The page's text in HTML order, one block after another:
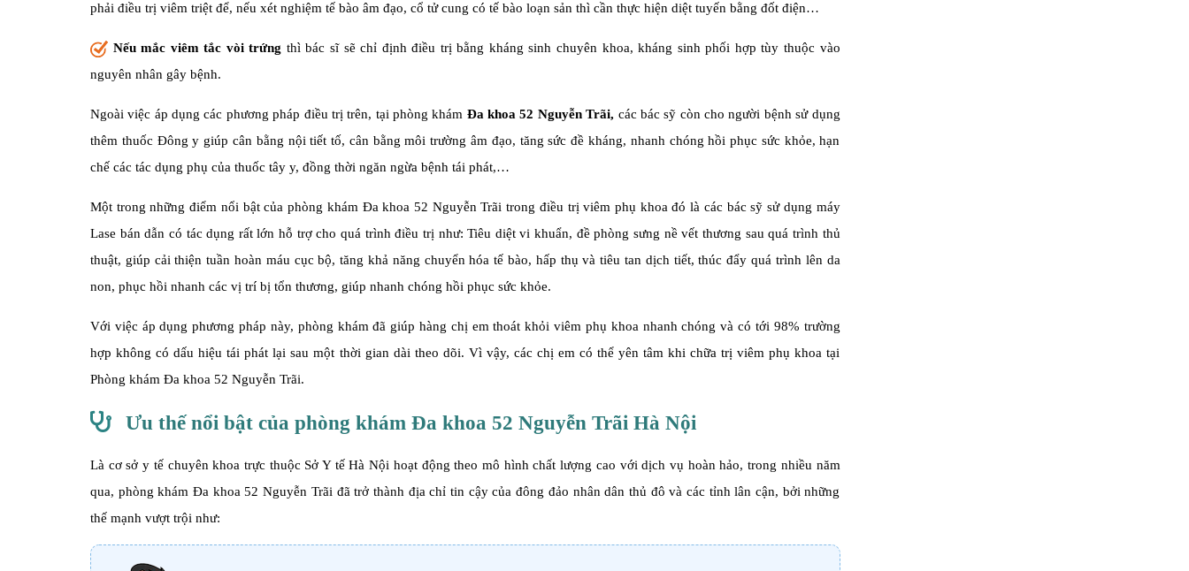
phải điều trị viêm triệt để, nếu xét nghiệm tế bào âm đạo, cổ tử cung có tế bào loạn sản thì cần thực hiện diệt tuyến bằng đốt điện…
Nếu mắc viêm tắc vòi trứng thì bác sĩ sẽ chỉ định điều trị bằng kháng sinh chuyên khoa, kháng sinh phối hợp tùy thuộc vào
nguyên nhân gây bệnh.
Ngoài việc áp dụng các phương pháp điều trị trên, tại phòng khám Đa khoa 52 Nguyễn Trãi, các bác sỹ còn cho người bệnh sử dụng
thêm thuốc Đông y giúp cân bằng nội tiết tố, cân bằng môi trường âm đạo, tăng sức đề kháng, nhanh chóng hồi phục sức khỏe, hạn
chế các tác dụng phụ của thuốc tây y, đồng thời ngăn ngừa bệnh tái phát,…
Một trong những điểm nổi bật của phòng khám Đa khoa 52 Nguyễn Trãi trong điều trị viêm phụ khoa đó là các bác sỹ sử dụng máy
Lase bán dẫn có tác dụng rất lớn hỗ trợ cho quá trình điều trị như: Tiêu diệt vi khuẩn, đề phòng sưng nề vết thương sau quá trình thủ
thuật, giúp cải thiện tuần hoàn máu cục bộ, tăng khả năng chuyển hóa tế bào, hấp thụ và tiêu tan dịch tiết, thúc đẩy quá trình lên da
non, phục hồi nhanh các vị trí bị tổn thương, giúp nhanh chóng hồi phục sức khỏe.
Với việc áp dụng phương pháp này, phòng khám đã giúp hàng chị em thoát khỏi viêm phụ khoa nhanh chóng và có tới 98% trường
hợp không có dấu hiệu tái phát lại sau một thời gian dài theo dõi. Vì vậy, các chị em có thể yên tâm khi chữa trị viêm phụ khoa tại
Phòng khám Đa khoa 52 Nguyễn Trãi.
Ưu thế nổi bật của phòng khám Đa khoa 52 Nguyễn Trãi Hà Nội
Là cơ sở y tế chuyên khoa trực thuộc Sở Y tế Hà Nội hoạt động theo mô hình chất lượng cao với dịch vụ hoàn hảo, trong nhiều năm
qua, phòng khám Đa khoa 52 Nguyễn Trãi đã trở thành địa chỉ tin cậy của đông đảo nhân dân thủ đô và các tỉnh lân cận, bởi những
thế mạnh vượt trội như: